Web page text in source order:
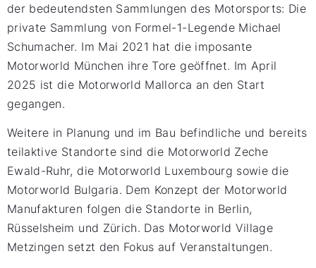
der bedeutendsten Sammlungen des Motorsports: Die
private Sammlung von Formel-1-Legende Michael
Schumacher. Im Mai 2021 hat die imposante
Motorworld München ihre Tore geöffnet. Im April
2025 ist die Motorworld Mallorca an den Start
gegangen.
Weitere in Planung und im Bau befindliche und bereits
teilaktive Standorte sind die Motorworld Zeche
Ewald-Ruhr, die Motorworld Luxembourg sowie die
Motorworld Bulgaria. Dem Konzept der Motorworld
Manufakturen folgen die Standorte in Berlin,
Rüsselsheim und Zürich. Das Motorworld Village
Metzingen setzt den Fokus auf Veranstaltungen.